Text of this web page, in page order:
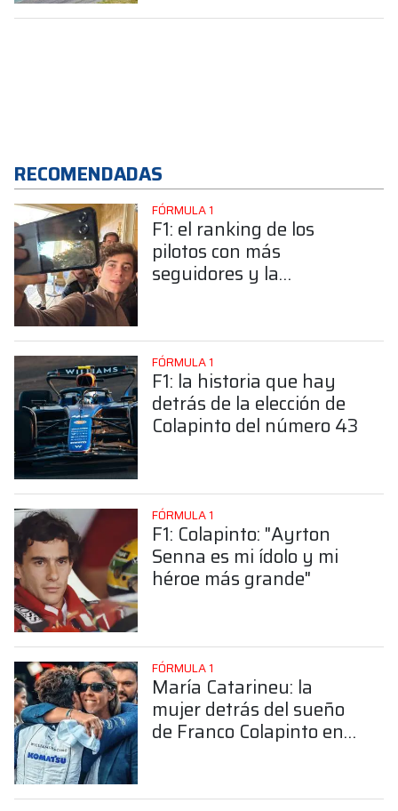
RECOMENDADAS
FÓRMULA 1
F1: el ranking de los
pilotos con más
seguidores y la
FÓRMULA 1
F1: la historia que hay
detrás de la elección de
Colapinto del número 43
FÓRMULA 1
F1: Colapinto: "Ayrton
Senna es mi ídolo y mi
héroe más grande"
FÓRMULA 1
María Catarineu: la
mujer detrás del sueño
de Franco Colapinto en